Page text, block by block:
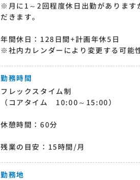
※月に1～2回程度休日出勤があります
だきます。
年間休日：128日間+計画年休5日
※社内カレンダーにより変更する可能
勤務時間
フレックスタイム制
（コアタイム 10:00～15:00）
休憩時間：60分
残業の目安：15時間/月
勤務地